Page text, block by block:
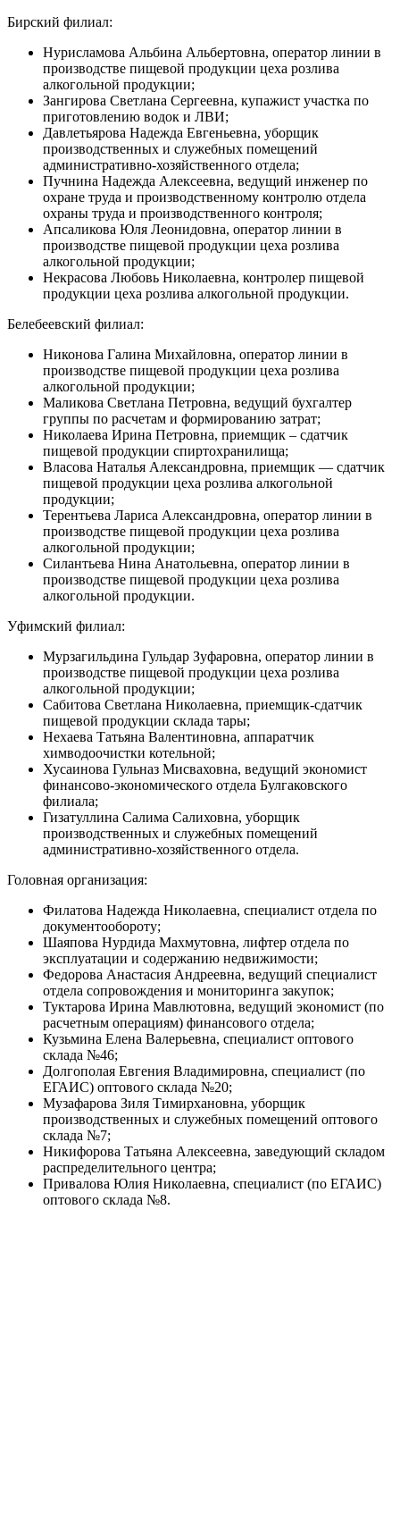
Бирский филиал:
Нурисламова Альбина Альбертовна, оператор линии в
производстве пищевой продукции цеха розлива
алкогольной продукции;
Зангирова Светлана Сергеевна, купажист участка по
приготовлению водок и ЛВИ;
Давлетьярова Надежда Евгеньевна, уборщик
производственных и служебных помещений
административно-хозяйственного отдела;
Пучнина Надежда Алексеевна, ведущий инженер по
охране труда и производственному контролю отдела
охраны труда и производственного контроля;
Апсаликова Юля Леонидовна, оператор линии в
производстве пищевой продукции цеха розлива
алкогольной продукции;
Некрасова Любовь Николаевна, контролер пищевой
продукции цеха розлива алкогольной продукции.
Белебеевский филиал:
Никонова Галина Михайловна, оператор линии в
производстве пищевой продукции цеха розлива
алкогольной продукции;
Маликова Светлана Петровна, ведущий бухгалтер
группы по расчетам и формированию затрат;
Николаева Ирина Петровна, приемщик – сдатчик
пищевой продукции спиртохранилища;
Власова Наталья Александровна, приемщик — сдатчик
пищевой продукции цеха розлива алкогольной
продукции;
Терентьева Лариса Александровна, оператор линии в
производстве пищевой продукции цеха розлива
алкогольной продукции;
Силантьева Нина Анатольевна, оператор линии в
производстве пищевой продукции цеха розлива
алкогольной продукции.
Уфимский филиал:
Мурзагильдина Гульдар Зуфаровна, оператор линии в
производстве пищевой продукции цеха розлива
алкогольной продукции;
Сабитова Светлана Николаевна, приемщик-сдатчик
пищевой продукции склада тары;
Нехаева Татьяна Валентиновна, аппаратчик
химводоочистки котельной;
Хусаинова Гульназ Мисваховна, ведущий экономист
финансово-экономического отдела Булгаковского
филиала;
Гизатуллина Салима Салиховна, уборщик
производственных и служебных помещений
административно-хозяйственного отдела.
Головная организация:
Филатова Надежда Николаевна, специалист отдела по
документообороту;
Шаяпова Нурдида Махмутовна, лифтер отдела по
эксплуатации и содержанию недвижимости;
Федорова Анастасия Андреевна, ведущий специалист
отдела сопровождения и мониторинга закупок;
Туктарова Ирина Мавлютовна, ведущий экономист (по
расчетным операциям) финансового отдела;
Кузьмина Елена Валерьевна, специалист оптового
склада №46;
Долгополая Евгения Владимировна, специалист (по
ЕГАИС) оптового склада №20;
Музафарова Зиля Тимирхановна, уборщик
производственных и служебных помещений оптового
склада №7;
Никифорова Татьяна Алексеевна, заведующий складом
распределительного центра;
Привалова Юлия Николаевна, специалист (по ЕГАИС)
оптового склада №8.